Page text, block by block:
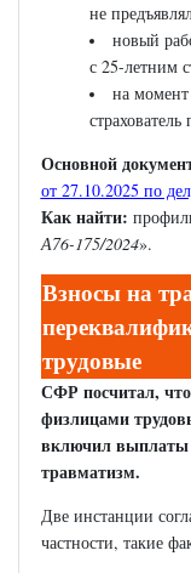
не
новый
с 25-летним
на момент
Основной
от 27.10.2025 по
Как найти:
А76-175/2024».
Взносы на
трудовые
СФР посчитал,
физлицами
включил выплаты
травматизм.
Две инстанции
частности, такие